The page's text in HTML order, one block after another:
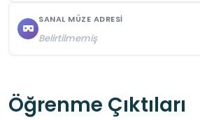
SANAL MÜZE ADRESI
Belirtilmemiş
Öğrenme Çıktıları